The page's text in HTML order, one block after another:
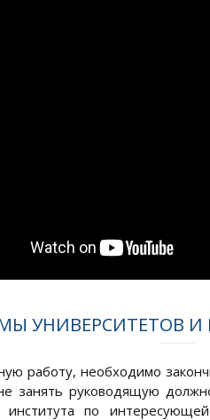
УНИВЕРСИТЕТОВ
работу, необходимо
руководящую
института по